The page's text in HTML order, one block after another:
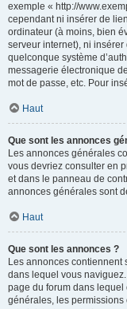
exemple « http://
cependant ni insérer de
ordinateur (à moins, bien
serveur internet), ni
quelconque système
messagerie électronique
mot de passe, etc. Pour
Haut
Que sont les annonces
Les annonces générales
vous devriez consulter en
et dans le panneau de
annonces générales sont
Haut
Que sont les annonces ?
Les annonces contiennent
dans lequel vous
page du forum dans
générales, les